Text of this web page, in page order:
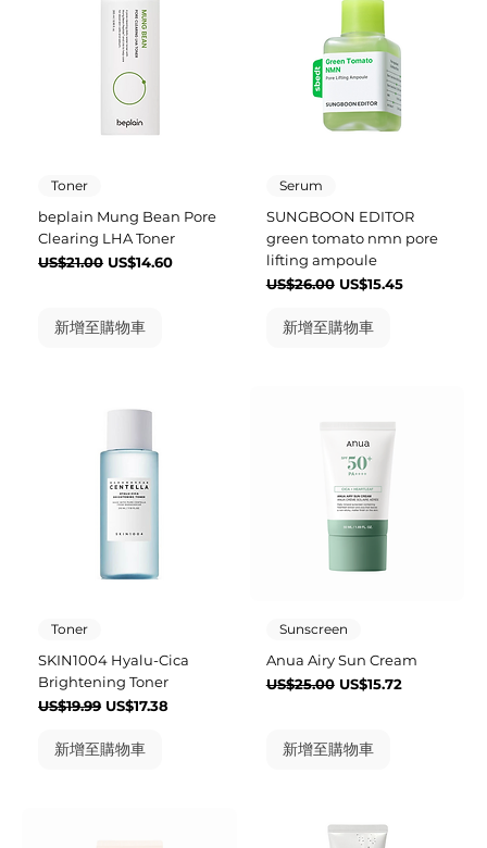
Toner
beplain Mung Bean Pore
Clearing LHA Toner
一般價格
US$21.00 促銷價格
US$14.60
新增至購物車
Serum
SUNGBOON EDITOR
green tomato nmn pore
lifting ampoule
一般價格
US$26.00 促銷價格
US$15.45
新增至購物車
Toner
SKIN1004 Hyalu-Cica
Brightening Toner
一般價格
US$19.99 促銷價格
US$17.38
新增至購物車
Sunscreen
Anua Airy Sun Cream
一般價格
US$25.00 促銷價格
US$15.72
新增至購物車